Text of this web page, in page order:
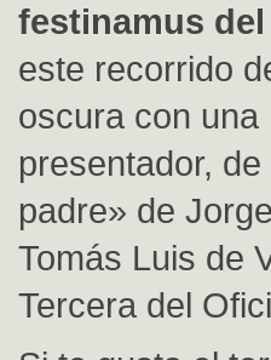
festinamus
este recorrido
oscura con
presentador,
padre» de
Tomás Luis de
Tercera del